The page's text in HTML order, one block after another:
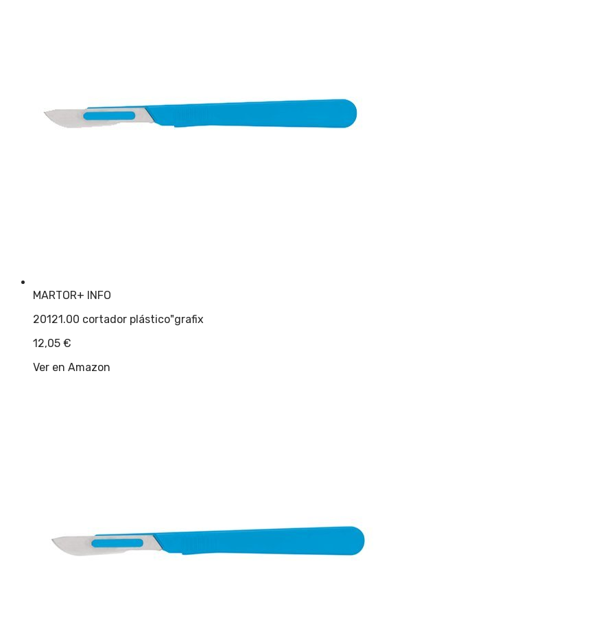
MARTOR+ INFO
20121.00 cortador plástico"grafix
12,05 €
Ver en Amazon